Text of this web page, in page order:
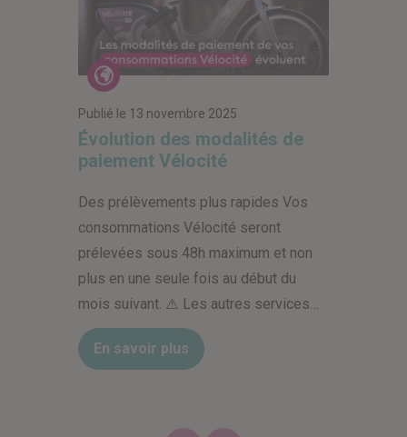
Actualités
Publié le 13 novembre 2025
Évolution des modalités de
paiement Vélocité
Des prélèvements plus rapides Vos
consommations Vélocité seront
prélevées sous 48h maximum et non
plus en une seule fois au début du
mois suivant. ⚠️ Les autres services…
En savoir plus